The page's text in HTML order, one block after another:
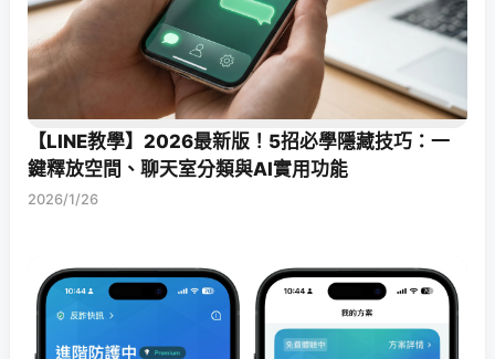
【LINE教學】2026最新版！5招必學隱藏技巧：一
鍵釋放空間、聊天室分類與AI實用功能
2026/1/26